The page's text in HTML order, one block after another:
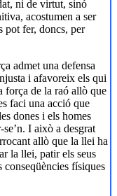
ni de virtut, sinó
acostumen a ser
pot fer, doncs, per
admet una defensa
i afavoreix els qui
força de la raó allò que
faci una acció que
dones i els homes
I això a desgrat
allò que la llei ha
la llei, patir els seus
físiques